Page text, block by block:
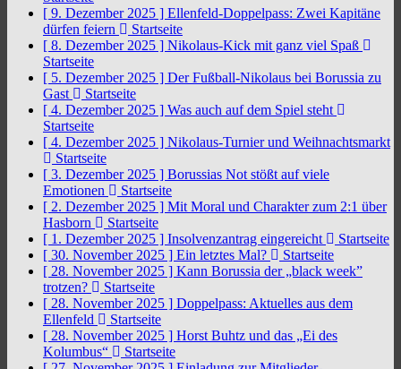
[ 9. Dezember 2025 ] Ellenfeld-Doppelpass: Zwei Kapitäne
dürfen feiern
Startseite
[ 8. Dezember 2025 ] Nikolaus-Kick mit ganz viel Spaß
Startseite
[ 5. Dezember 2025 ] Der Fußball-Nikolaus bei Borussia zu
Gast
Startseite
[ 4. Dezember 2025 ] Was auch auf dem Spiel steht
Startseite
[ 4. Dezember 2025 ] Nikolaus-Turnier und Weihnachtsmarkt
Startseite
[ 3. Dezember 2025 ] Borussias Not stößt auf viele
Emotionen
Startseite
[ 2. Dezember 2025 ] Mit Moral und Charakter zum 2:1 über
Hasborn
Startseite
[ 1. Dezember 2025 ] Insolvenzantrag eingereicht
Startseite
[ 30. November 2025 ] Ein letztes Mal?
Startseite
[ 28. November 2025 ] Kann Borussia der „black week”
trotzen?
Startseite
[ 28. November 2025 ] Doppelpass: Aktuelles aus dem
Ellenfeld
Startseite
[ 28. November 2025 ] Horst Buhtz und das „Ei des
Kolumbus“
Startseite